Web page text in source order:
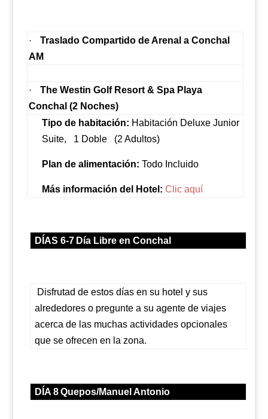
·
Traslado Compartido de Arenal a Conchal
AM
·
The Westin Golf Resort & Spa Playa
Conchal (2 Noches)
Tipo de habitación: Habitación Deluxe Junior
Suite,
1 Doble (2 Adultos)
Plan de alimentación: Todo Incluido
Más información del Hotel: Clic aquí
DÍAS 6-7 Día Libre en Conchal
Disfrutad de estos días en su hotel y sus
alrededores o pregunte a su agente de viajes
acerca de las muchas actividades opcionales
que se ofrecen en la zona.
DÍA 8Quepos/Manuel Antonio